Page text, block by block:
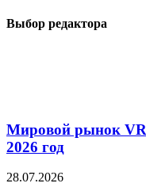
Выбор редактора
Мировой рынок
2026 год
28.07.2026